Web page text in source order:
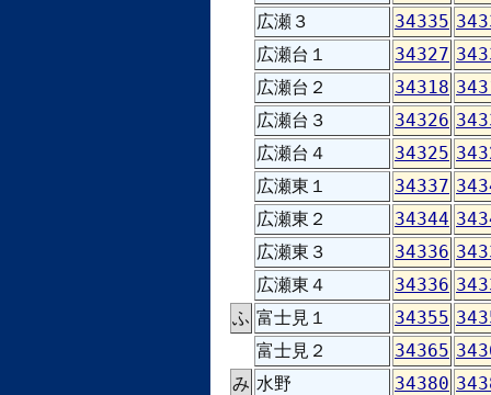
広瀬３
34335
広瀬台１
34327
広瀬台２
34318
広瀬台３
34326
広瀬台４
34325
広瀬東１
34337
広瀬東２
34344
広瀬東３
34336
広瀬東４
34336
ふ 富士見１ 34355
富士見２
34365
み 水野 34380